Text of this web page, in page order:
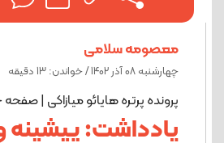
معصومه سلامی
چهارشنبه 08 آذر 1402 / خواندن: 13 دقیقه
پرونده پرتره هایائو میازاکی |
یادداشت: پیشینه